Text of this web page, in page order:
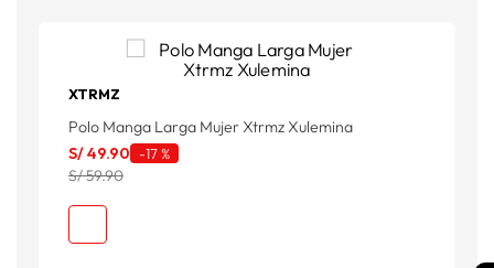
XTRMZ
Polo Manga Larga Mujer Xtrmz Xulemina
S/49.90 -17 %
S/ 59.90